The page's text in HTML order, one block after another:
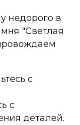
недорого в
"Светлая
с
с
деталей.